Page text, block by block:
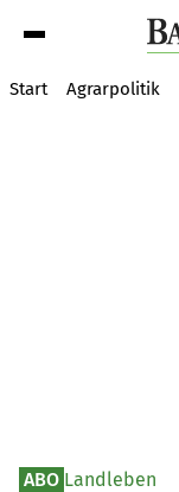
Start Agrarpolitik
ABO Landleben